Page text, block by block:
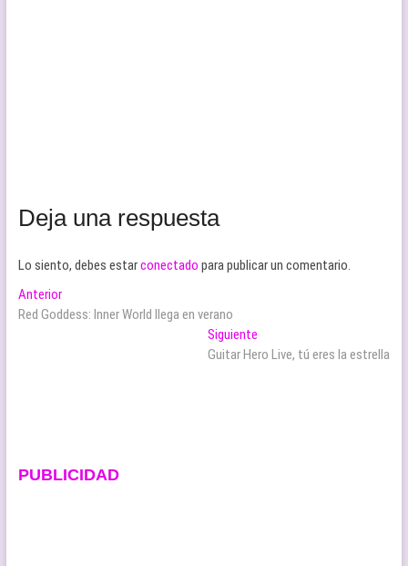
Deja una respuesta
Lo siento, debes estarconectado para publicar un comentario.
Navegación
de
AnteriorEntrada
anterior:
Red Goddess: Inner World llega en verano
Siguiente
siguiente:
Guitar Hero Live, tú eres la estrella
PUBLICIDAD